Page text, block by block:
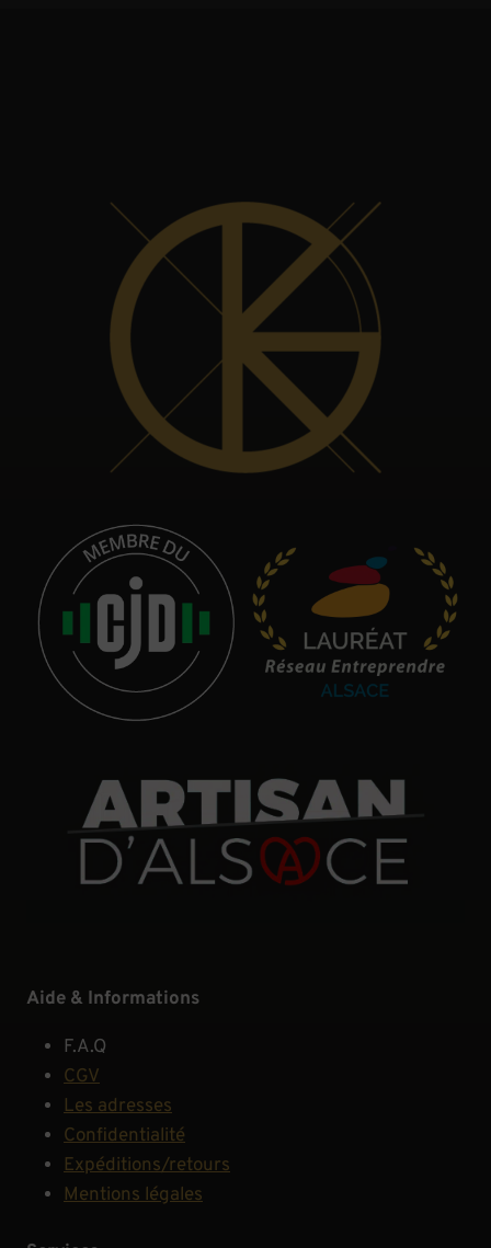
Aide & Informations
F.A.Q
CGV
Les adresses
Confidentialité
Expéditions/retours
Mentions légales